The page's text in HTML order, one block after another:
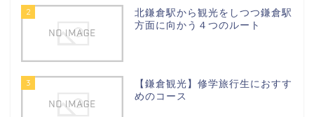
2
北鎌倉駅から観光をしつつ鎌倉駅
方面に向かう４つのルート
3
【鎌倉観光】修学旅行生におすす
めのコース